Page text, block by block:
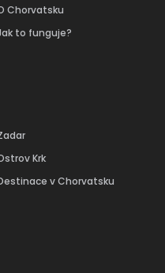
Chorvatsku
to funguje?
Krk
v Chorvatsku